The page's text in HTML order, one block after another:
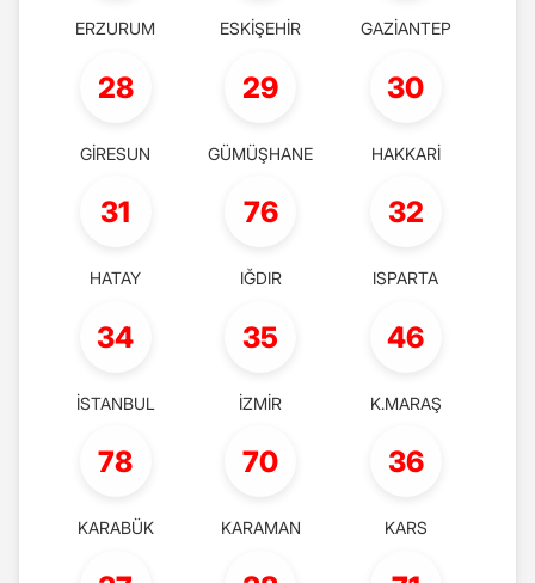
ERZURUM ESKİŞEHİR GAZİANTEP
28
GİRESUN
29
GÜMÜŞHANE
30
HAKKARİ
31
HATAY
76
IĞDIR
32
ISPARTA
34
İSTANBUL
35
İZMİR
46
K.MARAŞ
78
KARABÜK
70
KARAMAN
36
KARS